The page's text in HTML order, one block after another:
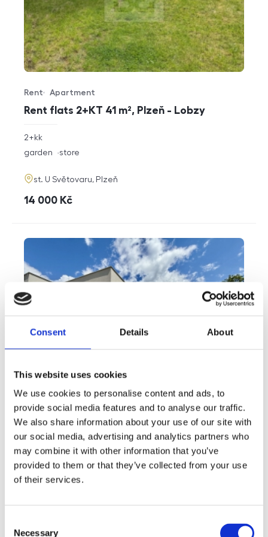
Consent Details About
This website uses cookies
We use cookies to personalise content and ads, to
provide social media features and to analyse our traffic.
We also share information about your use of our site with
our social media, advertising and analytics partners who
may combine it with other information that you’ve
provided to them or that they’ve collected from your use
of their services.
Necessary
Rent flats 2+KT 41 m², Plzeň - Lobzy
Offer type
Rent
Property type
Apartment
rozměry
2+kk
funkce
garden store
adresa
st. U Světovaru, Plzeň
cena
14 000 Kč
Sale houses Family, 181 m² - Unhošť
Offer type
Sale
Property type
House
Virtuální prohlídka
360° video
disposition
Family